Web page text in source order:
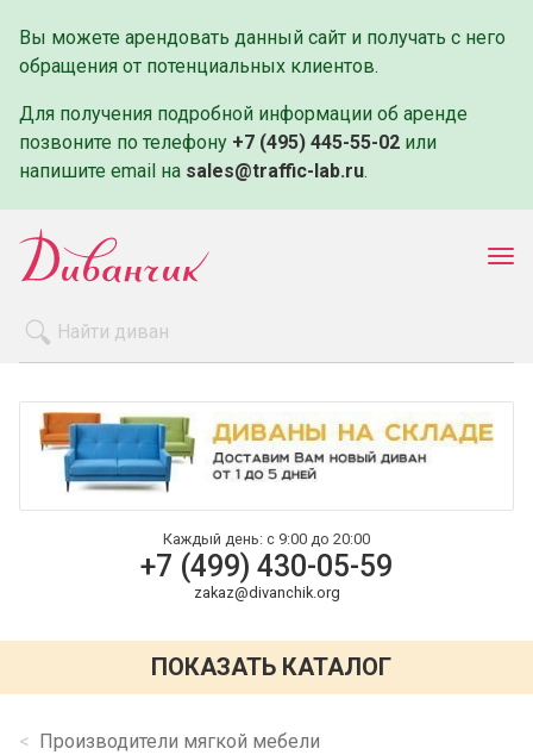
Вы можете арендовать данный сайт и получать с него
обращения от потенциальных клиентов.
Для получения подробной информации об аренде
позвоните по телефону +7 (495) 445-55-02 или
напишите email на sales@traffic-lab.ru.
Оплата и доставка
Контакты
Каждый день: с 9:00 до 20:00
+7 (499) 430-05-59
zakaz@divanchik.org
ПОКАЗАТЬ КАТАЛОГ
Производители мягкой мебели